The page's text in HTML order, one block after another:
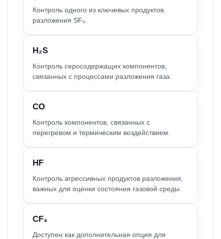
Контроль одного из ключевых продуктов
разложения SF₆.
H₂S
Контроль серосодержащих компонентов,
связанных с процессами разложения газа.
CO
Контроль компонентов, связанных с
перегревом и термическим воздействием.
HF
Контроль агрессивных продуктов разложения,
важных для оценки состояния газовой среды.
CF₄
Доступен как дополнительная опция для